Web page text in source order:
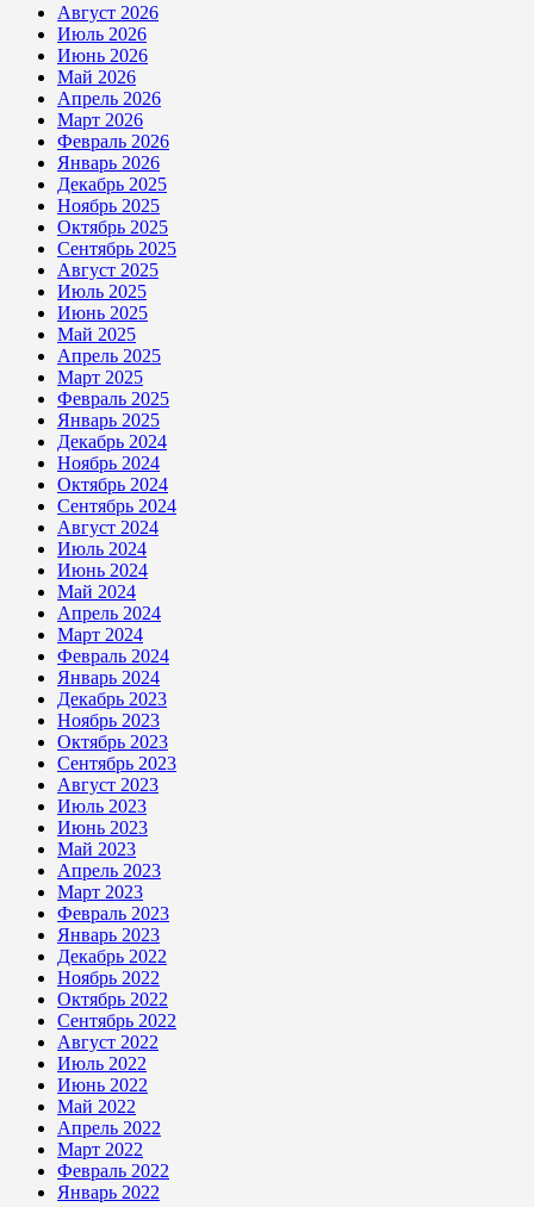
Август 2026
Июль 2026
Июнь 2026
Май 2026
Апрель 2026
Март 2026
Февраль 2026
Январь 2026
Декабрь 2025
Ноябрь 2025
Октябрь 2025
Сентябрь 2025
Август 2025
Июль 2025
Июнь 2025
Май 2025
Апрель 2025
Март 2025
Февраль 2025
Январь 2025
Декабрь 2024
Ноябрь 2024
Октябрь 2024
Сентябрь 2024
Август 2024
Июль 2024
Июнь 2024
Май 2024
Апрель 2024
Март 2024
Февраль 2024
Январь 2024
Декабрь 2023
Ноябрь 2023
Октябрь 2023
Сентябрь 2023
Август 2023
Июль 2023
Июнь 2023
Май 2023
Апрель 2023
Март 2023
Февраль 2023
Январь 2023
Декабрь 2022
Ноябрь 2022
Октябрь 2022
Сентябрь 2022
Август 2022
Июль 2022
Июнь 2022
Май 2022
Апрель 2022
Март 2022
Февраль 2022
Январь 2022